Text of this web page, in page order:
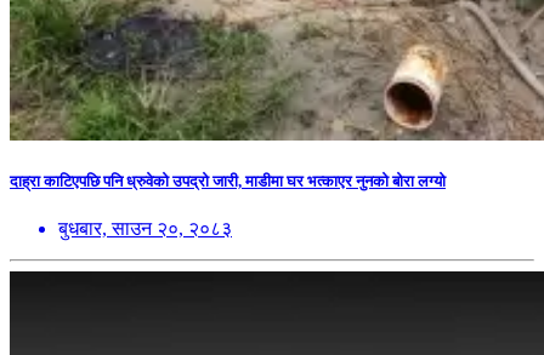
दाह्रा काटिएपछि पनि ध्रुवेको उपद्रो जारी, माडीमा घर भत्काएर नुनको बोरा लग्यो
बुधबार, साउन २०, २०८३